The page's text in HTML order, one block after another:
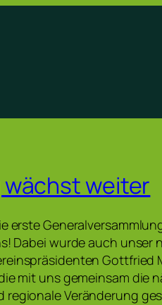
weiter
erste
Dabei wurde auch
Gottfried
mit uns gemeinsam die
regionale Veränderung